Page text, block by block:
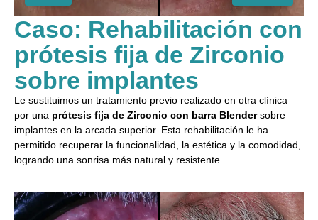
Caso: Rehabilitación con
prótesis fija de Zirconio
sobre implantes
Le sustituimos un tratamiento previo realizado en otra clínica
por una prótesis fija de Zirconio con barra Blendersobre
implantes en la arcada superior. Esta rehabilitación le ha
permitido recuperar la funcionalidad, la estética y la comodidad,
logrando una sonrisa más natural y resistente.